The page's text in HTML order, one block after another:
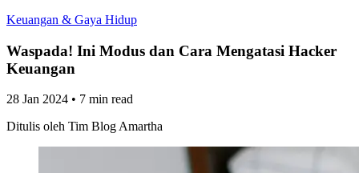
Keuangan & Gaya Hidup
Waspada! Ini Modus dan Cara Mengatasi Hacker
Keuangan
28 Jan 2024 • 7 min read
Ditulis oleh Tim Blog Amartha